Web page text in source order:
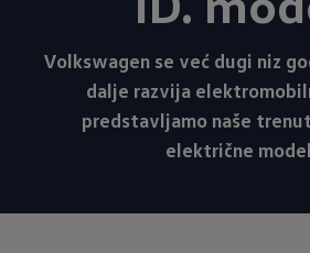
Volkswagen se već dugi niz
dalje razvija
predstavljamo naše
električne